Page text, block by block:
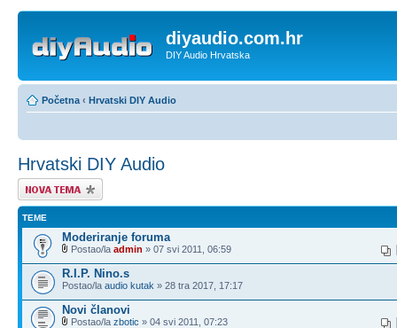
diyaudio.com.hr
DIY Audio Hrvatska
Početna ‹ Hrvatski DIY Audio
Hrvatski DIY Audio
Započni novu temu
TEME
Moderiranje foruma
Postao/la admin » 07 svi 2011, 06:59
R.I.P. Nino.s
Postao/la audio kutak » 28 tra 2017, 17:17
Novi članovi
Postao/la zbotic » 04 svi 2011, 07:23